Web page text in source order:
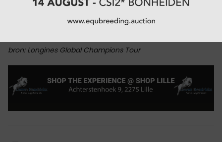
SHOWJUMPING REPORTAGE
bron: Longines Global Champions Tour